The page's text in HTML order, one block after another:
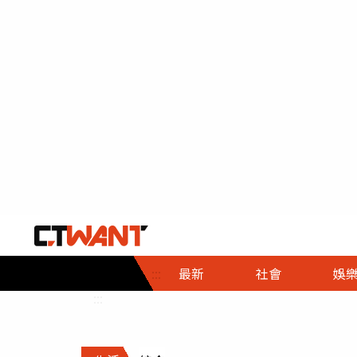
::: 最新 社會
社會首頁
時事
調查
娛樂
娛樂首頁
即時
財經首頁
熱線
政